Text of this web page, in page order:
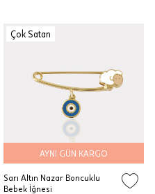
Çok Satan
AYNI GÜN KARGO
Sarı Altın Nazar Boncuklu
Bebek İğnesi